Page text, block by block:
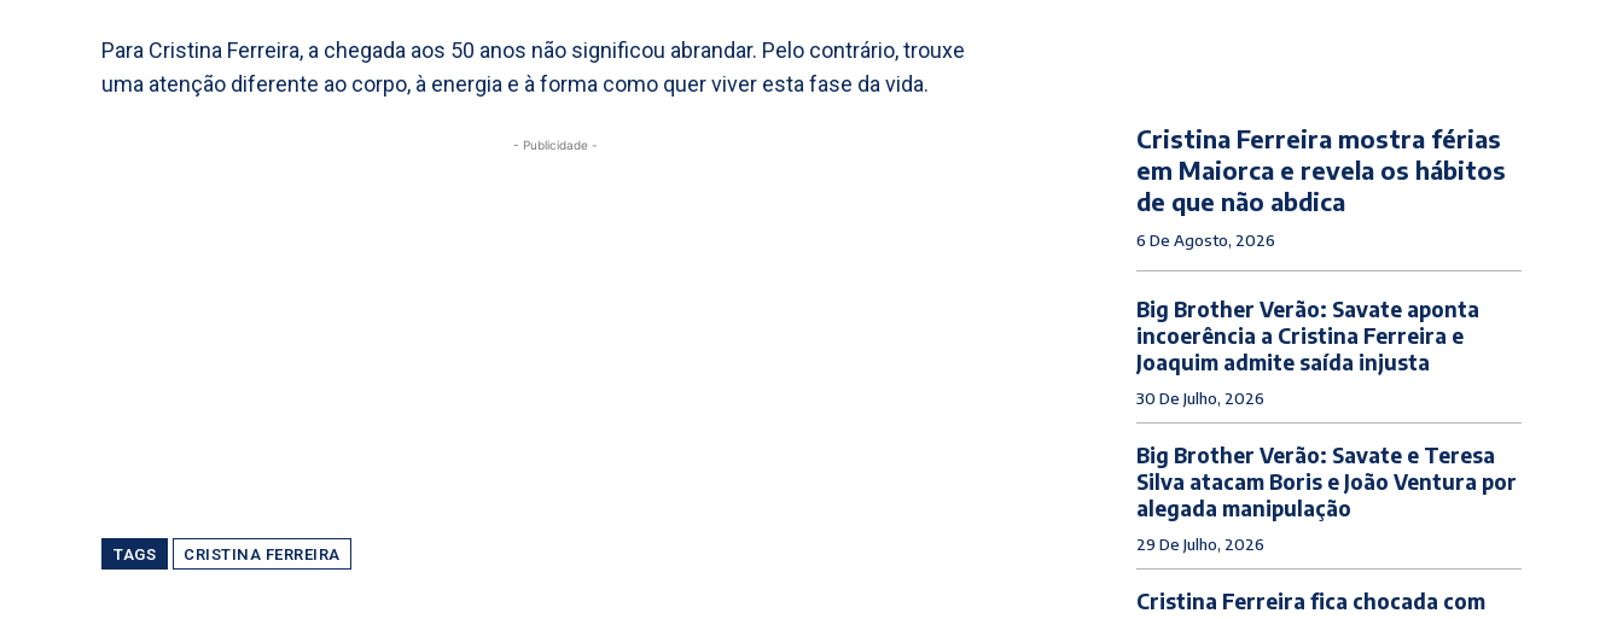
Para Cristina Ferreira, a chegada aos 50 anos não significou abrandar. Pelo contrário, trouxe
uma atenção diferente ao corpo, à energia e à forma como quer viver esta fase da vida.
- Publicidade -
TAGS CRISTINA FERREIRA
Cristina Ferreira mostra férias
em Maiorca e revela os hábitos
de que não abdica
6 De Agosto, 2026
Big Brother Verão: Savate aponta
incoerência a Cristina Ferreira e
Joaquim admite saída injusta
30 De Julho, 2026
Big Brother Verão: Savate e Teresa
Silva atacam Boris e João Ventura por
alegada manipulação
29 De Julho, 2026
Cristina Ferreira fica chocada com